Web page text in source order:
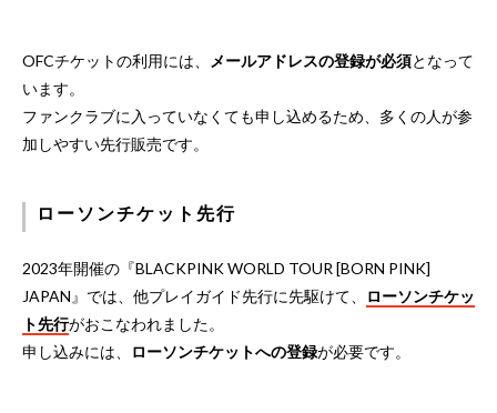
OFCチケットの利用には、 メールアドレスの登録が必須となって
います。
ファンクラブに入っていなくても申し込めるため、多くの人が参
加しやすい先行販売です。
ローソンチケット先行
2023年開催の『BLACKPINK WORLD TOUR [BORN PINK]
JAPAN』では、他プレイガイド先行に先駆けて、
ローソンチケッ
ト先行がおこなわれました。
申し込みには、
ローソンチケットへの登録が必要です。